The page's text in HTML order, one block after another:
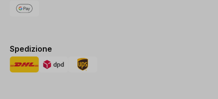
Spedizione